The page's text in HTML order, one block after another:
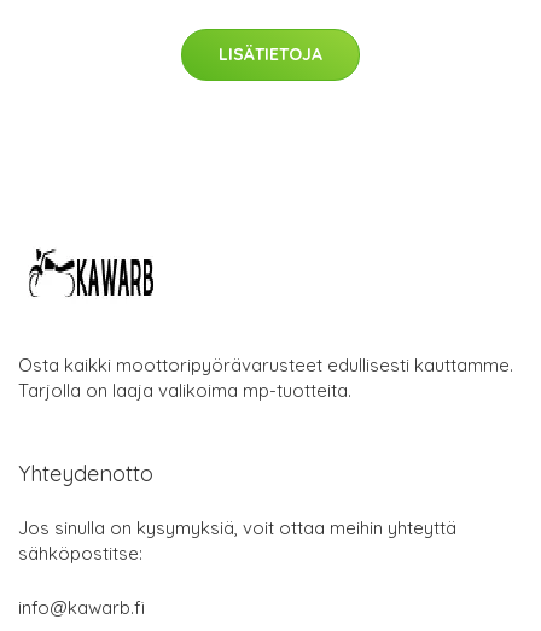
LISÄTIETOJA
Osta kaikki moottoripyörävarusteet edullisesti kauttamme.
Tarjolla on laaja valikoima mp-tuotteita.
Yhteydenotto
Jos sinulla on kysymyksiä, voit ottaa meihin yhteyttä
sähköpostitse:
info@kawarb.fi